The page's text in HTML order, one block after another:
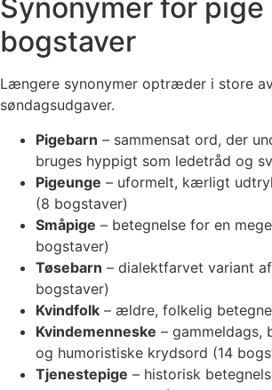
Synonymer for pige
bogstaver
Længere synonymer optræder i store
søndagsudgaver.
Pigebarn – sammensat ord, der
bruges hyppigt som ledetråd og
Pigeunge – uformelt, kærligt
(8 bogstaver)
Småpige – betegnelse for en
bogstaver)
Tøsebarn – dialektfarvet variant
bogstaver)
Kvindfolk – ældre, folkelig
Kvindemenneske – gammeldags,
og humoristiske krydsord (14
Tjenestepige – historisk